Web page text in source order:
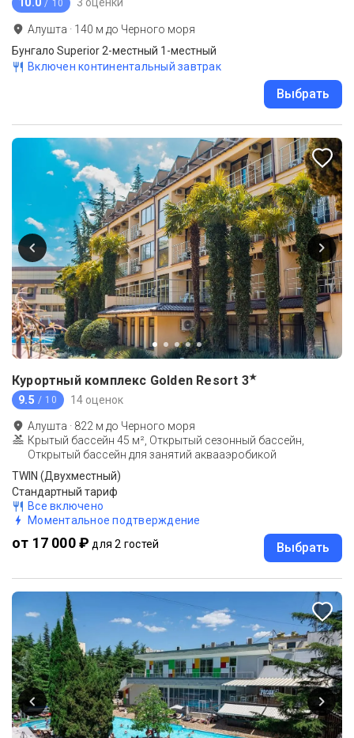
10.0 / 10 3 оценки
Алушта · 140 м до Черного моря
Бунгало Superior 2-местный 1-местный
Включен континентальный завтрак
Выбрать
Курортный комплекс Golden Resort 3★
9.5 / 10 14 оценок
Алушта · 822 м до Черного моря
Крытый бассейн 45 м², Открытый сезонный бассейн,
Открытый бассейн для занятий аквааэробикой
TWIN (Двухместный)
Стандартный тариф
Все включено
Моментальное подтверждение
от 17 000 ₽ для 2 гостей Выбрать